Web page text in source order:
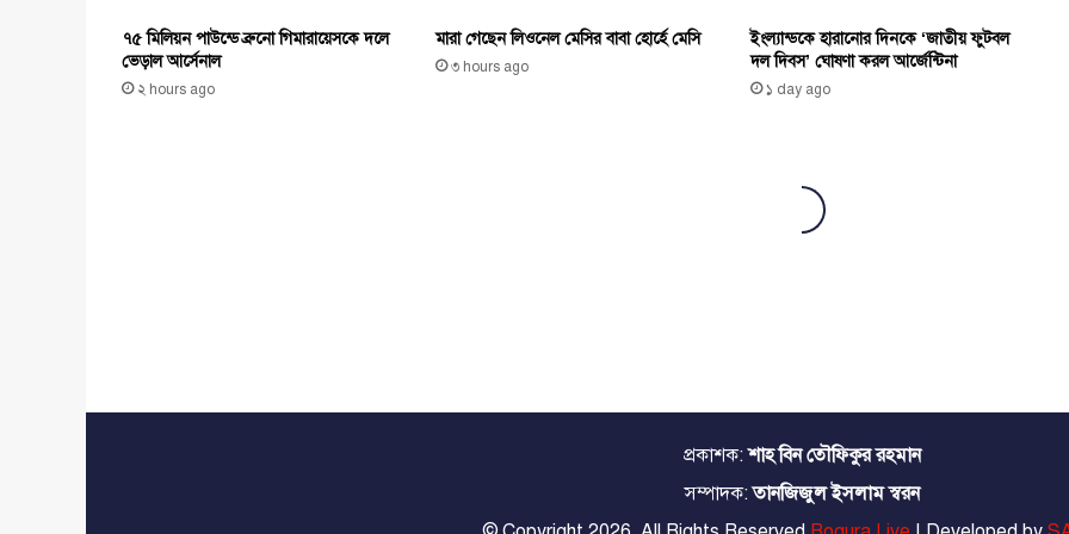
৭৫ মিলিয়ন পাউন্ডে ব্রুনো গিমারায়েসকে দলে
ভেড়াল আর্সেনাল
২ hours ago
মারা গেছেন লিওনেল মেসির বাবা হোর্হে মেসি
৩ hours ago
ইংল্যান্ডকে হারানোর দিনকে ‘জাতীয় ফুটবল
দল দিবস’ ঘোষণা করল আর্জেন্টিনা
১ day ago
প্রকাশক:শাহ বিন তৌফিকুর রহমান
সম্পাদক:তানজিজুল ইসলাম স্বরন